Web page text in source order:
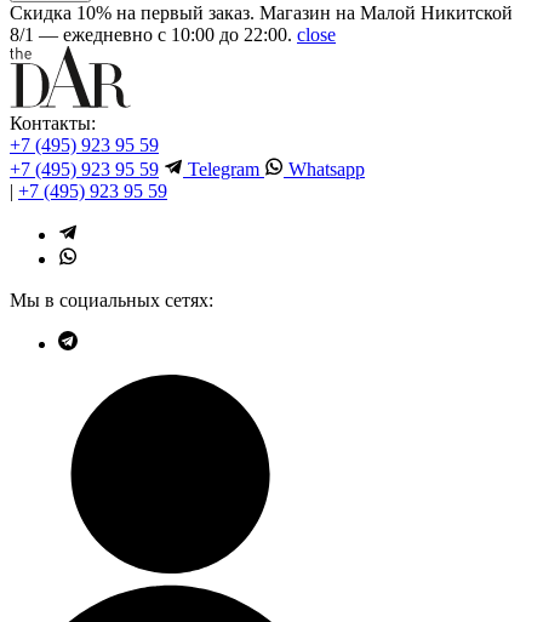
Скидка 10% на первый заказ. Магазин на Малой Никитской
8/1 — ежедневно с 10:00 до 22:00. close
Контакты:
+7 (495) 923 95 59
+7 (495) 923 95 59
Telegram
Whatsapp
| +7 (495) 923 95 59
Мы в социальных сетях: